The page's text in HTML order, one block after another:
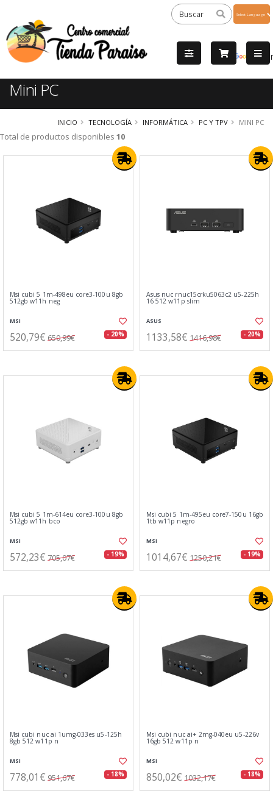
by
Mini PC
INICIO TECNOLOGÍA INFORMÁTICA PC Y TPV MINI PC
Total de productos disponibles 10
Msi cubi 5 1m-498eu core3-100u 8gb
512gb w11h neg
MSI
520,79€ 650,99€ - 20%
Asus nuc rnuc15crku5063c2 u5-225h
16 512 w11p slim
ASUS
1133,58€ 1416,98€ - 20%
Msi cubi 5 1m-614eu core3-100u 8gb
512gb w11h bco
MSI
572,23€ 705,07€ - 19%
Msi cubi 5 1m-495eu core7-150u 16gb
1tb w11p negro
MSI
1014,67€ 1250,21€ - 19%
Msi cubi nuc ai 1umg-033es u5-125h
8gb 512 w11p n
MSI
778,01€ 951,67€ - 18%
Msi cubi nuc ai+ 2mg-040eu u5-226v
16gb 512 w11p n
MSI
850,02€ 1032,17€ - 18%